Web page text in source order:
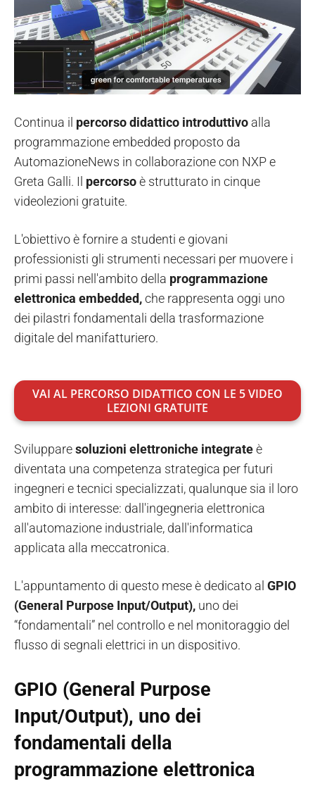
Continua il percorso didattico introduttivo alla
programmazione embedded proposto da
AutomazioneNews in collaborazione con NXP e
Greta Galli. Il percorsoè strutturato in cinque
videolezioni gratuite.
L'obiettivo è fornire a studenti e giovani
professionisti gli strumenti necessari per muovere i
primi passi nell'ambito della programmazione
elettronica embedded,che rappresenta oggi uno
dei pilastri fondamentali della trasformazione
digitale del manifatturiero.
VAI AL PERCORSO DIDATTICO CON LE 5 VIDEO
LEZIONI GRATUITE
Svilupparesoluzioni elettroniche integrateè
diventata una competenza strategica per futuri
ingegneri e tecnici specializzati, qualunque sia il loro
ambito di interesse: dall'ingegneria elettronica
all'automazione industriale, dall'informatica
applicata alla meccatronica.
L'appuntamento di questo mese è dedicato al GPIO
(General Purpose Input/Output), uno dei
“fondamentali” nel controllo e nel monitoraggio del
flusso di segnali elettrici in un dispositivo.
GPIO (General Purpose
Input/Output), uno dei
fondamentali della
programmazione elettronica